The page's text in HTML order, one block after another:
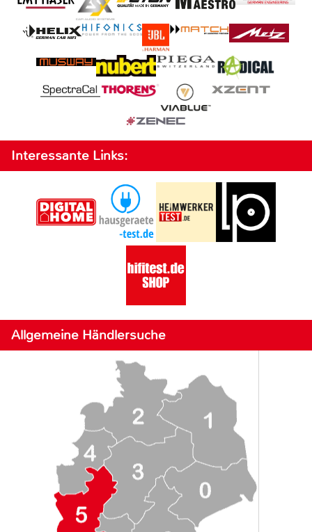
Interessante Links:
Allgemeine Händlersuche